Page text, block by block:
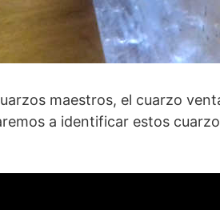
maestros, el cuarzo
a identificar estos